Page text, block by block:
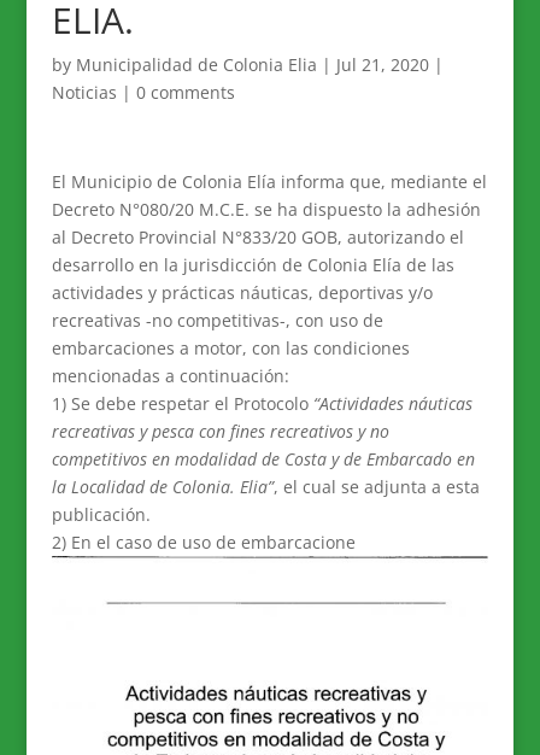
ELIA.
by Municipalidad de Colonia Elia | Jul 21, 2020|
Noticias | 0 comments
El Municipio de Colonia Elía informa que, mediante el
Decreto N°080/20 M.C.E. se ha dispuesto la adhesión
al Decreto Provincial N°833/20 GOB, autorizando el
desarrollo en la jurisdicción de Colonia Elía de las
actividades y prácticas náuticas, deportivas y/o
recreativas -no competitivas-, con uso de
embarcaciones a motor, con las condiciones
mencionadas a continuación:
1) Se debe respetar el Protocolo “Actividades náuticas
recreativas y pesca con fines recreativos y no
competitivos en modalidad de Costa y de Embarcado en
la Localidad de Colonia. Elia”, el cual se adjunta a esta
publicación.
2) En el caso de uso de embarcacione